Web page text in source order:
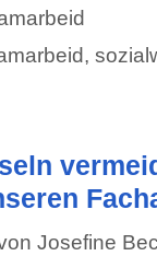
,
Josefine